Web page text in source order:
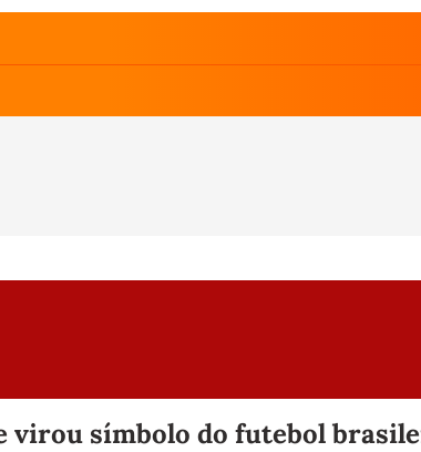
virou símbolo do futebol